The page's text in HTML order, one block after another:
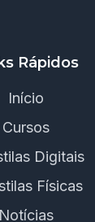
Rápidos
Início
Cursos
Digitais
Físicas
Notícias